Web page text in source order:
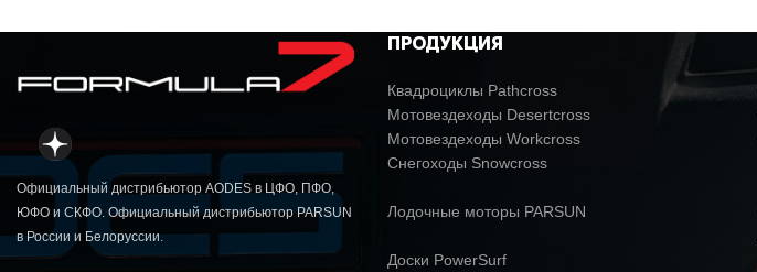
ТОРМОЗНАЯ СИСТЕМА Гидравлическая усиленная тормозная система
СТОЯНОЧНЫЙ ТОРМОЗ
Официальный дистрибьютор AODES в ЦФО, ПФО,
ЮФО и СКФО. Официальный дистрибьютор PARSUN
в России и Белоруссии.
ПРОДУКЦИЯ
Квадроциклы Pathcross
Мотовездеходы Desertcross
Мотовездеходы Workcross
Снегоходы Snowcross
Лодочные моторы PARSUN
Доски PowerSurf